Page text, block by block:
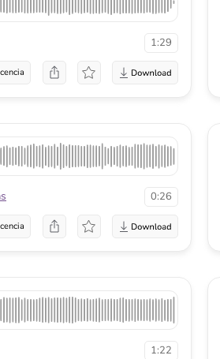
1:29
0:26
1:22